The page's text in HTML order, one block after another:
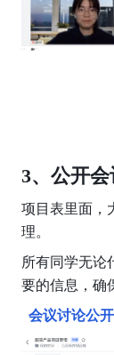
3、公开
项目表里面，
理。
所有同学无论
要的信息，确
  会议讨论公开